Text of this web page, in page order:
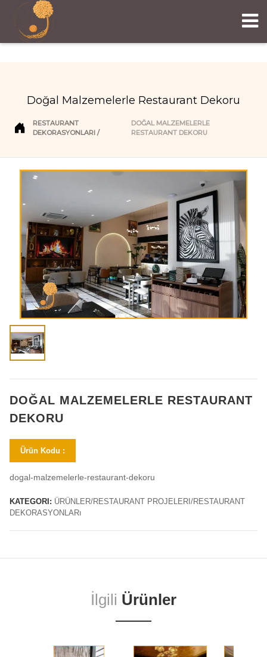
Doğal Malzemelerle Restaurant Dekoru
RESTAURANT
DEKORASYONLARI
DOĞAL MALZEMELERLE
RESTAURANT DEKORU
DOĞAL MALZEMELERLE RESTAURANT
DEKORU
Ürün Kodu :
dogal-malzemelerle-restaurant-dekoru
KATEGORI: ÜRÜNLER/RESTAURANT PROJELERI/RESTAURANT
DEKORASYONLARı
İlgili Ürünler